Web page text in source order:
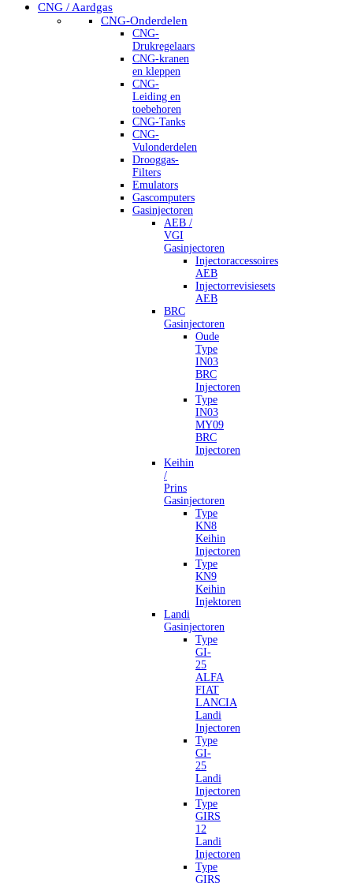
CNG / Aardgas
CNG-Onderdelen
CNG-
Drukregelaars
CNG-kranen
en kleppen
CNG-
Leiding en
toebehoren
CNG-Tanks
CNG-
Vulonderdelen
Drooggas-
Filters
Emulators
Gascomputers
Gasinjectoren
AEB /
VGI
Gasinjectoren
Injectoraccessoires
AEB
Injectorrevisiesets
AEB
BRC
Gasinjectoren
Oude
Type
IN03
BRC
Injectoren
Type
IN03
MY09
BRC
Injectoren
Keihin
/
Prins
Gasinjectoren
Type
KN8
Keihin
Injectoren
Type
KN9
Keihin
Injektoren
Landi
Gasinjectoren
Type
GI-
25
ALFA
FIAT
LANCIA
Landi
Injectoren
Type
GI-
25
Landi
Injectoren
Type
GIRS
12
Landi
Injectoren
Type
GIRS